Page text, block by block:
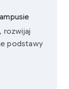
rozwijaj
podstawy